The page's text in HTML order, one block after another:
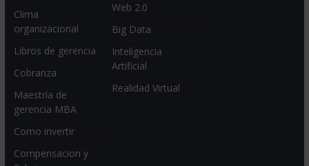
Clima
organizacional
Libros de gerencia
Cobranza
Maestría de
gerencia MBA
Como invertir
Compensacion y
Web 2.0
Big Data
Inteligencia
Artificial
Realidad Virtual